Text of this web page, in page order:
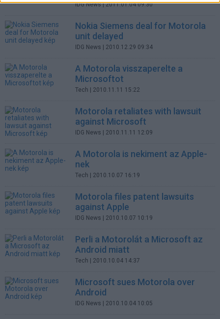
IDG News| 2011.01.04 09:30
Nokia Siemens deal for Motorola
unit delayed
IDG News | 2010.12.29 09:34
A Motorola visszaperelte a
Microsoftot
Tech | 2010.11.11 15:22
Motorola retaliates with lawsuit
against Microsoft
IDG News | 2010.11.11 12:09
A Motorola is nekiment az Apple-
nek
Tech | 2010.10.07 16:19
Motorola files patent lawsuits
against Apple
IDG News | 2010.10.07 10:19
Perli a Motorolát a Microsoft az
Android miatt
Tech | 2010.10.04 14:37
Microsoft sues Motorola over
Android
IDG News | 2010.10.04 10:05